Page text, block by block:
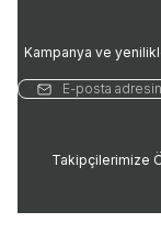
Kampanya ve
Takipçilerimize